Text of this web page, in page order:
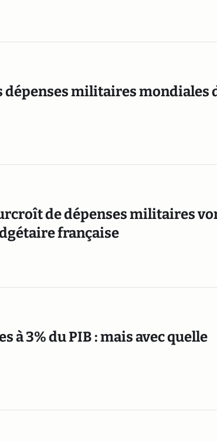
dépenses militaires mondiales
de dépenses militaires
française
à 3% du PIB : mais avec quelle